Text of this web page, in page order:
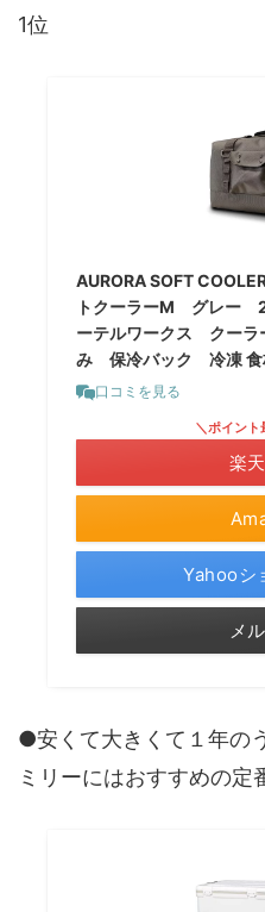
1位
AURORA SOFT
トクーラーM グレー
ーテルワークス クー
み 保冷バック 冷凍
口コミを見る
＼ポイント
楽
Yahooシ
メ
●安くて大きくて１年の
ミリーにはおすすめの定